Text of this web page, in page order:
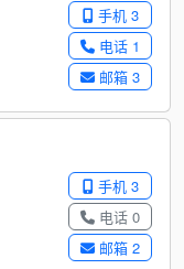
手机 3
电话 1
邮箱 3
手机 3
电话 0
邮箱 2